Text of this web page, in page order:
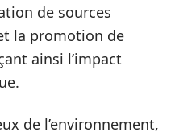
de sources
la promotion de
ainsi l’impact
de l’environnement,